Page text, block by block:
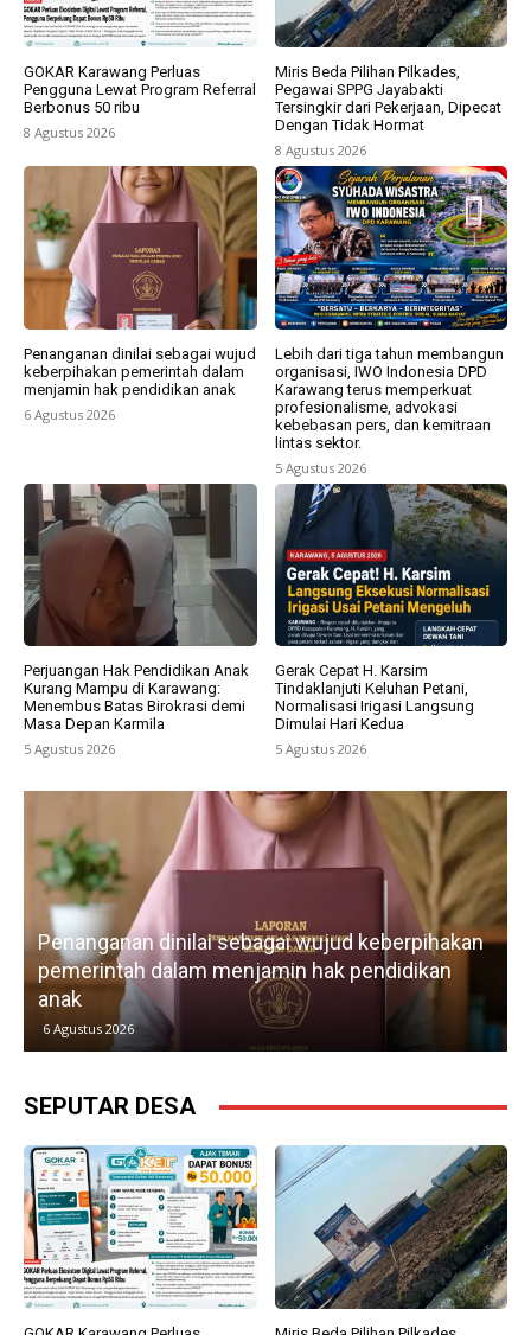
GOKAR Karawang Perluas
Pengguna Lewat Program Referral
Berbonus 50 ribu
8 Agustus 2026
Miris Beda Pilihan Pilkades,
Pegawai SPPG Jayabakti
Tersingkir dari Pekerjaan, Dipecat
Dengan Tidak Hormat
8 Agustus 2026
Penanganan dinilai sebagai wujud
keberpihakan pemerintah dalam
menjamin hak pendidikan anak
6 Agustus 2026
Lebih dari tiga tahun membangun
organisasi, IWO Indonesia DPD
Karawang terus memperkuat
profesionalisme, advokasi
kebebasan pers, dan kemitraan
lintas sektor.
5 Agustus 2026
Perjuangan Hak Pendidikan Anak
Kurang Mampu di Karawang:
Menembus Batas Birokrasi demi
Masa Depan Karmila
5 Agustus 2026
Gerak Cepat H. Karsim
Tindaklanjuti Keluhan Petani,
Normalisasi Irigasi Langsung
Dimulai Hari Kedua
5 Agustus 2026
Lebih dari tiga tahun membangun organisasi,
IWO Indonesia DPD Karawang terus
memperkuat profesionalisme, advokasi
kebebasan pers, dan kemitraan lintas sektor.
5 Agustus 2026
SEPUTAR DESA